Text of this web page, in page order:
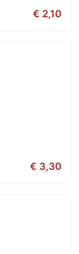
€ 2,10
€ 3,30